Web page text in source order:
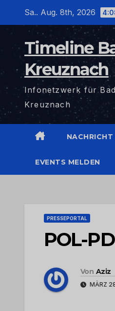
Sa.. Aug. 8th, 2026
Timeline
Kreuznach
Infonetzwerk für Bad
Kreuznach
NACHRICHT
EVENTS MELDEN
PRESSEPORTAL
POL-
Von Aziz
MÄRZ